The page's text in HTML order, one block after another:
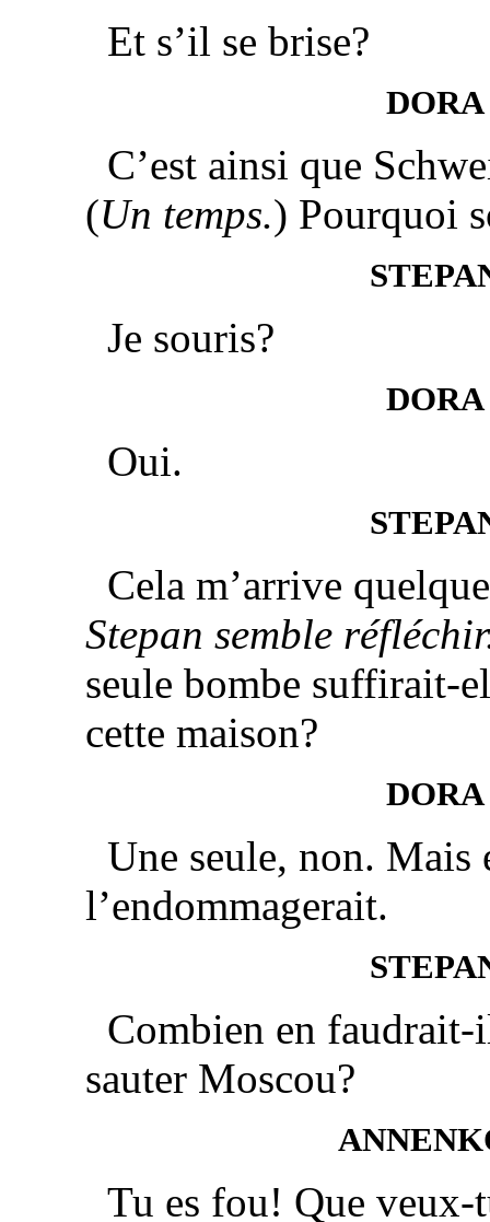
Et s’il se brise?
DORA
C’est ainsi que
(Un temps.) Pourquoi
Je souris?
DORA
Oui.
Cela m’arrive
Stepan semble
seule bombe suffirait-
cette maison?
DORA
Une seule, non. Mais
l’endommagerait.
Combien en
sauter Moscou?
Tu es fou! Que veux-